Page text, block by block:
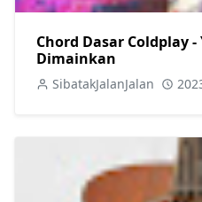
Chord Dasar Coldplay
Dimainkan
SibatakJalanJalan